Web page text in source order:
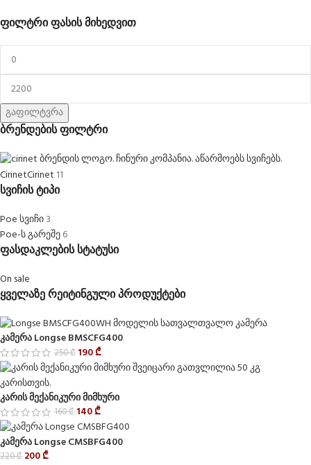
ფილტრი ფასის მიხედვით
გაფილტვრა
ბრენდების ფილტრი
CirinetCirinet 11
სვიჩის ტიპი
Poe სვიჩი3
Poe-ს გარეშე6
ფასდაკლების სტატუსი
On sale
ყველაზე რეიტინგული პროდუქტები
კამერა Longse BMSCFG400
250₾ 190₾
კარის მექანიკური მიმხური
160₾ 140₾
კამერა Longse CMSBFG400
220₾ 200₾